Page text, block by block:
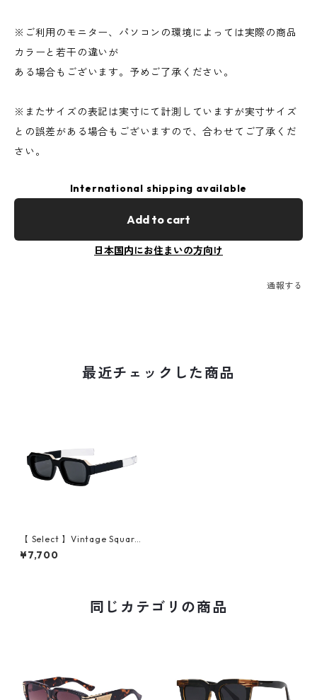
※ご利用のモニター、パソコンの環境によっては実際の商品
カラーと若干の違いが
ある場合もございます。予めご了承ください。
※またサイズの表記は実寸にて計測していますが実寸サイズ
との誤差がある場合もございますので、合わせてご了承くだ
さい。
International shipping available
Add to cart
日本国内にお住まいの方向け
通報する
最近チェックした商品
【 Select 】Vintage Square
Double Color Sunglasses (Bl
ack/Grey）
¥7,700
同じカテゴリの商品